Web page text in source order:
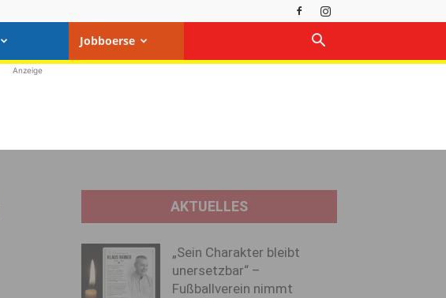
Jobboerse
Anzeige
AKTUELLES
„Sein Charakter bleibt
unersetzbar“ –
Fußballverein nimmt